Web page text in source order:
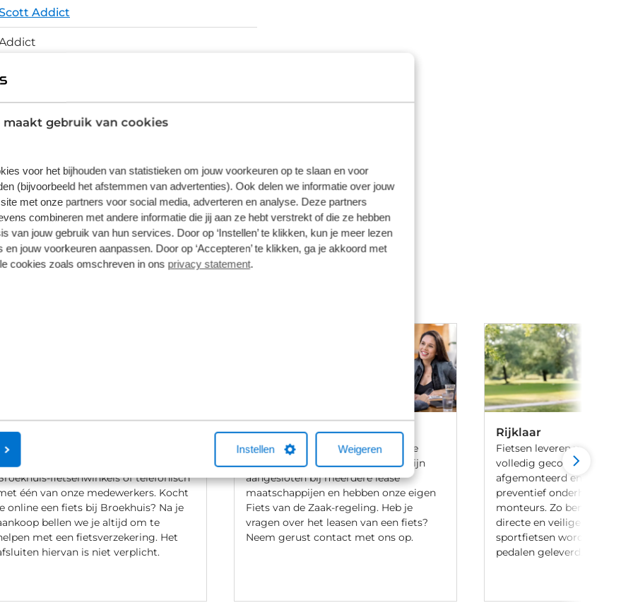
maakt gebruik van cookies
voor het bijhouden van statistieken om jouw voorkeuren op te slaan en voor
(bijvoorbeeld het afstemmen van advertenties). Ook delen we informatie over jouw
met onze partners voor social media, adverteren en analyse. Deze partners
combineren met andere informatie die jij aan ze hebt verstrekt of die ze hebben
van jouw gebruik van hun services. Door op ‘Instellen’ te klikken, kun je meer lezen
jouw voorkeuren aanpassen. Door op ‘Accepteren’ te klikken, ga je akkoord met
cookies zoals omschreven in ons privacy statement.
Instellen Weigeren
wat extra comfort en grip biedt op
in de onderbuis, waardoor je nooit
uitbreiden met een custom frame-tas die
essentials. Voor snelle reparaties is er
verwerkt, waarmee je een T25- en H6-
met een D-vormige zadelpen en een
en geavanceerde uitstraling van de
Addict
HMF Carbon Endurance geometry,
UDH Derailleur Hanger Internal
Schijfremmen
van de leverancier. Op basis van beschikbaarheid of
Een Kingpolis voor Broekhuis
Fietsverzekering sluit je af in één van de
fietsenwinkels of telefonisch
één van onze medewerkers. Kocht
online een fiets bij Broekhuis? Na je
bellen we je altijd om te
met een fietsverzekering. Het
hiervan is niet verplicht.
Fietslease
Bij Broekhuis ben je aan het goede
adres om een fiets te leasen. Wij zijn
aangesloten bij meerdere lease
maatschappijen en hebben onze eigen
Fiets van de Zaak-regeling. Heb je
vragen over het leasen van een fiets?
Neem gerust contact met ons op.
Rijklaar
Fietsen leveren we 100%
volledig gecontroleerd,
afgemonteerd en voorzien
preventief onderhoud door
monteurs. Zo ben je
directe en veilige ritten. Let
sportfietsen worden
pedalen geleverd.